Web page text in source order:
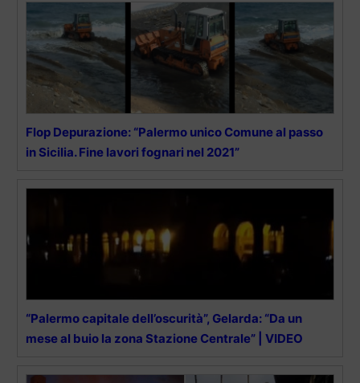
Flop Depurazione: “Palermo unico Comune al passo
in Sicilia. Fine lavori fognari nel 2021”
“Palermo capitale dell’oscurità”, Gelarda: “Da un
mese al buio la zona Stazione Centrale” | VIDEO